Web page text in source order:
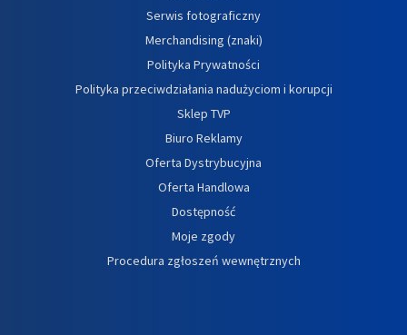
Serwis fotograficzny
Merchandising (znaki)
Polityka Prywatności
Polityka przeciwdziałania nadużyciom i korupcji
Sklep TVP
Biuro Reklamy
Oferta Dystrybucyjna
Oferta Handlowa
Dostępność
Moje zgody
Procedura zgłoszeń wewnętrznych